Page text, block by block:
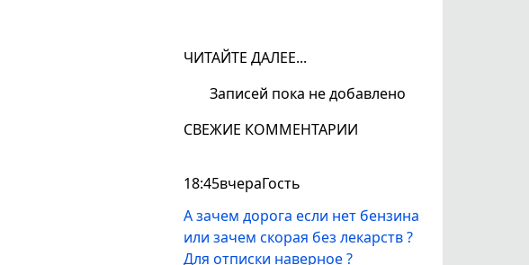
ЧИТАЙТЕ ДАЛЕЕ...
Записей пока не добавлено
СВЕЖИЕ КОММЕНТАРИИ
18:45вчераГость
А зачем дорога если нет бензина
или зачем скорая без лекарств ?
Для отписки наверное ?